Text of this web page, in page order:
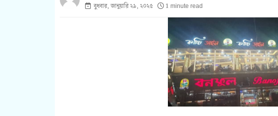
বুধবার, জানুয়ারি ২৯, ২০২৫
1 minute read